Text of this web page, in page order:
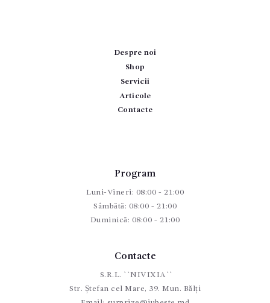
Despre noi
Shop
Servicii
Articole
Contacte
Program
Luni-Vineri: 08:00 - 21:00
Sâmbătă: 08:00 - 21:00
Duminică: 08:00 - 21:00
Contacte
S.R.L. ``NIVIXIA``
Str. Ștefan cel Mare, 39. Mun. Bălți